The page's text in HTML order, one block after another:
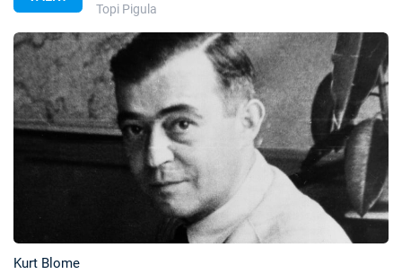
Témata
Pořady
TV Program
Přihlášení
Topi Pigula
Kurt Blome